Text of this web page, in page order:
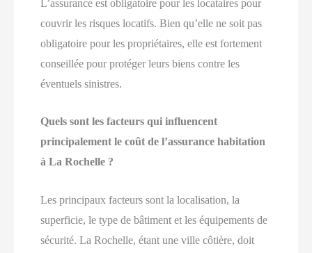
L’assurance est obligatoire pour les locataires pour
couvrir les risques locatifs. Bien qu’elle ne soit pas
obligatoire pour les propriétaires, elle est fortement
conseillée pour protéger leurs biens contre les
éventuels sinistres.
Quels sont les facteurs qui influencent
principalement le coût de l’assurance habitation
à La Rochelle ?
Les principaux facteurs sont la localisation, la
superficie, le type de bâtiment et les équipements de
sécurité. La Rochelle, étant une ville côtière, doit